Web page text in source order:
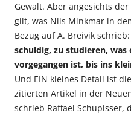
Gewalt. Aber angesichts
gilt, was Nils Minkmar in
Bezug auf A. Breivik schrieb:
schuldig, zu studieren,
vorgegangen ist, bis ins
Und EIN kleines Detail ist
zitierten Artikel in der
schrieb Raffael Schupisser,